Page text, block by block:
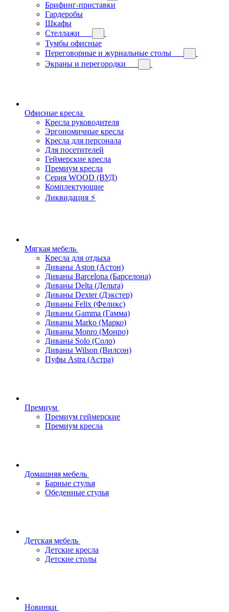
Брифинг-приставки
Гардеробы
Шкафы
Стеллажи
Тумбы офисные
Переговорные и журнальные столы
Экраны и перегородки
Офисные кресла
Кресла руководителя
Эргономичные кресла
Кресла для персонала
Для посетителей
Геймерские кресла
Премиум кресла
Серия WOOD (ВУД)
Комплектующие
Ликвидация ⚡
Мягкая мебель
Кресла для отдыха
Диваны Aston (Астон)
Диваны Barcelona (Барселона)
Диваны Delta (Дельта)
Диваны Dexter (Дэкстер)
Диваны Felix (Феликс)
Диваны Gamma (Гамма)
Диваны Marko (Марко)
Диваны Monro (Монро)
Диваны Solo (Соло)
Диваны Wilson (Вилсон)
Пуфы Astra (Астра)
Премиум
Премиум геймерские
Премиум кресла
Домашняя мебель
Барные стулья
Обеденные стулья
Детская мебель
Детские кресла
Детские столы
Новинки